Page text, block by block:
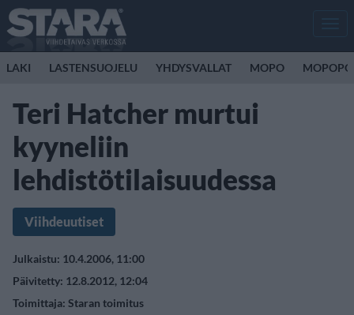
LAKI LASTENSUOJELU YHDYSVALLAT MOPO
Teri Hatcher murtui
kyyneliin
lehdistötilaisuudessa
Viihdeuutiset
Julkaistu: 10.4.2006, 11:00
Päivitetty: 12.8.2012, 12:04
Toimittaja: Staran toimitus